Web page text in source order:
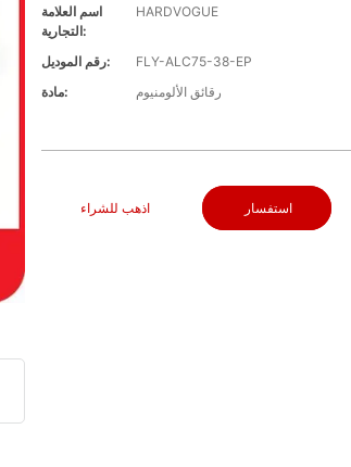
اسم العلامة
التجارية:
HARDVOGUE
رقم الموديل:
FLY-ALC75-38-EP
مادة:
رقائق الألومنيوم
استفسار اذهب للشراء